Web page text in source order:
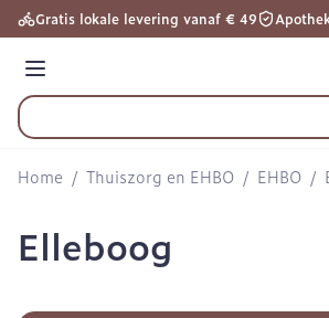
Ga naar de inhoud
Gratis lokale levering vanaf € 49
Menu
Product, merk, categorie...
Home / Thuiszorg en EHBO / EHBO /
Elleboog